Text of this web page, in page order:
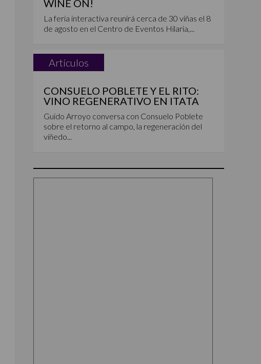
WINE ON!
La feria interactiva reunirá cerca de 30 viñas el 8
de agosto en el Centro de Eventos Hilaria,...
Artículos
CONSUELO POBLETE Y EL RITO:
VINO REGENERATIVO EN ITATA
Guido Arroyo conversa con Consuelo Poblete
sobre el retorno al campo, la regeneración del
viñedo...